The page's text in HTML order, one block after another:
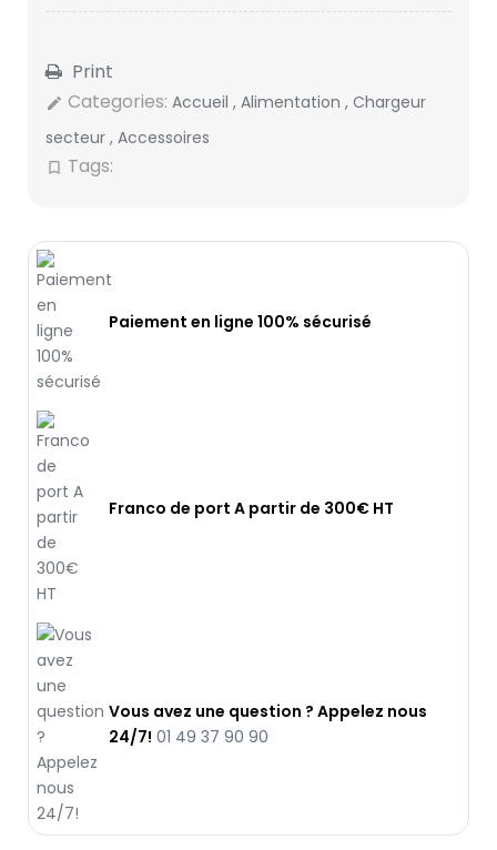
Print
edit Categories: Accueil , Alimentation , Chargeur
secteur , Accessoires
bookmark_border Tags:
Paiement en ligne 100% sécurisé
Franco de port A partir de 300€ HT
Vous avez une question ? Appelez nous
24/7! 01 49 37 90 90